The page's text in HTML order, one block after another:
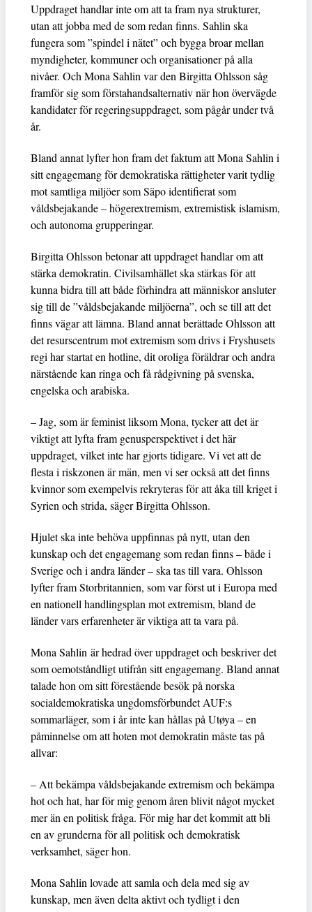
Uppdraget handlar inte om att ta fram nya strukturer,
utan att jobba med de som redan finns. Sahlin ska
fungera som ”spindel i nätet” och bygga broar mellan
myndigheter, kommuner och organisationer på alla
nivåer. Och Mona Sahlin var den Birgitta Ohlsson såg
framför sig som förstahandsalternativ när hon övervägde
kandidater för regeringsuppdraget, som pågår under två
år.
Bland annat lyfter hon fram det faktum att Mona Sahlin i
sitt engagemang för demokratiska rättigheter varit tydlig
mot samtliga miljöer som Säpo identifierat som
våldsbejakande – högerextremism, extremistisk islamism,
och autonoma grupperingar.
Birgitta Ohlsson betonar att uppdraget handlar om att
stärka demokratin. Civilsamhället ska stärkas för att
kunna bidra till att både förhindra att människor ansluter
sig till de ”våldsbejakande miljöerna”, och se till att det
finns vägar att lämna. Bland annat berättade Ohlsson att
det resurscentrum mot extremism som drivs i Fryshusets
regi har startat en hotline, dit oroliga föräldrar och andra
närstående kan ringa och få rådgivning på svenska,
engelska och arabiska.
– Jag, som är feminist liksom Mona, tycker att det är
viktigt att lyfta fram genusperspektivet i det här
uppdraget, vilket inte har gjorts tidigare. Vi vet att de
flesta i riskzonen är män, men vi ser också att det finns
kvinnor som exempelvis rekryteras för att åka till kriget i
Syrien och strida, säger Birgitta Ohlsson.
Hjulet ska inte behöva uppfinnas på nytt, utan den
kunskap och det engagemang som redan finns – både i
Sverige och i andra länder – ska tas till vara. Ohlsson
lyfter fram Storbritannien, som var först ut i Europa med
en nationell handlingsplan mot extremism, bland de
länder vars erfarenheter är viktiga att ta vara på.
Mona Sahlin är hedrad över uppdraget och beskriver det
som oemotståndligt utifrån sitt engagemang. Bland annat
talade hon om sitt förestående besök på norska
socialdemokratiska ungdomsförbundet AUF:s
sommarläger, som i år inte kan hållas på Utøya – en
påminnelse om att hoten mot demokratin måste tas på
allvar:
– Att bekämpa våldsbejakande extremism och bekämpa
hot och hat, har för mig genom åren blivit något mycket
mer än en politisk fråga. För mig har det kommit att bli
en av grunderna för all politisk och demokratisk
verksamhet, säger hon.
Mona Sahlin lovade att samla och dela med sig av
kunskap, men även delta aktivt och tydligt i den